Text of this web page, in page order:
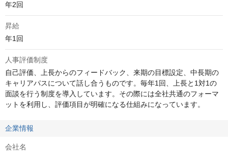
年2回
昇給
年1回
人事評価制度
自己評価、上長からのフィードバック、来期の目標設定、中長期の
キャリアパスについて話し合うものです。毎年1回、上長と1対1の
面談を行う制度を導入しています。その際には全社共通のフォーマ
ットを利用し、評価項目が明確になる仕組みになっています。
企業情報
会社名